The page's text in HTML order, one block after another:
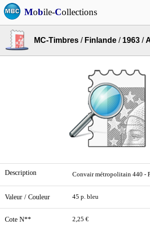
Mobile-Collections
MC-Timbres / Finlande / 1963 /
Description Convair métropolitain 440 -
Valeur / Couleur 45 p. bleu
Cote N** 2,25 €